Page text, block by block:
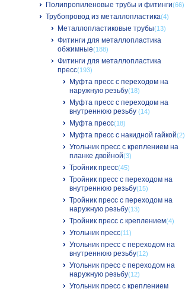
Полипропиленовые трубы и фитинги(66)
Трубопровод из металлопластика(4)
Металлопластиковые трубы(13)
Фитинги для металлопластика
обжимные(188)
Фитинги для металлопластика
пресс(193)
Муфта пресс с переходом на
наружную резьбу(18)
Муфта пресс с переходом на
внутреннюю резьбу (14)
Муфта пресс(18)
Муфта пресс с накидной гайкой(2)
Угольник пресс с креплением на
планке двойной(3)
Тройник пресс(45)
Тройник пресс с переходом на
внутреннюю резьбу(15)
Тройник пресс с переходом на
наружную резьбу(13)
Тройник пресс с креплением(4)
Угольник пресс(11)
Угольник пресс с переходом на
внутреннюю резьбу(12)
Угольник пресс с переходом на
наружную резьбу(12)
Угольник пресс с креплением